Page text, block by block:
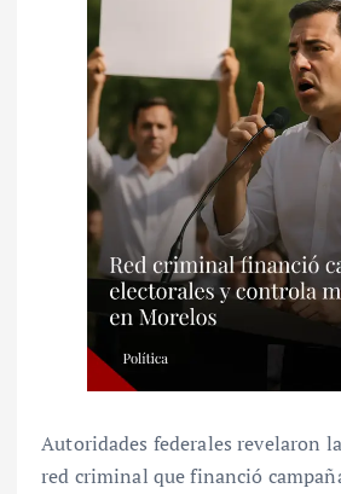
Autoridades federales revelaron
red criminal que financió